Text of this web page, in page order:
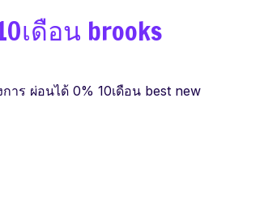
เดือน brooks
าร ผ่อนได้ 0% 10เดือน best new